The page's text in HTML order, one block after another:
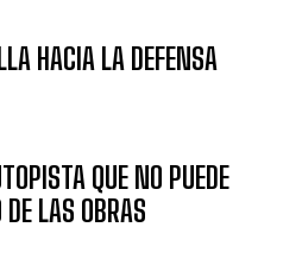
HACIA LA DEFENSA
QUE NO PUEDE
LAS OBRAS